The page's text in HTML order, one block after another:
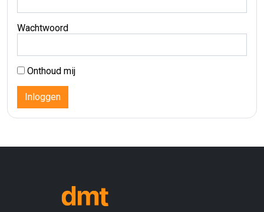
Wachtwoord
Onthoud mij